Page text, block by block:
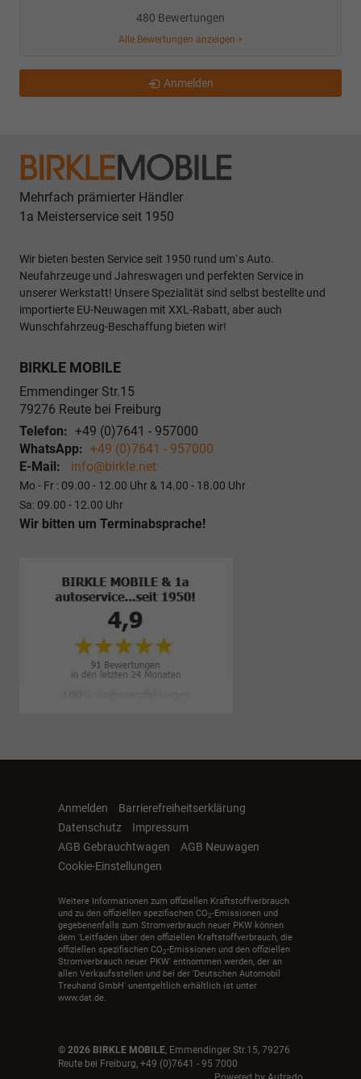
480 Bewertungen
Alle Bewertungen anzeigen >
Anmelden
Mehrfach prämierter Händler
1a Meisterservice seit 1950
Wir bieten besten Service seit 1950 rund um`s Auto.
Neufahrzeuge und Jahreswagen und perfekten Service in
unserer Werkstatt! Unsere Spezialität sind selbst bestellte und
importierte EU-Neuwagen mit XXL-Rabatt, aber auch
Wunschfahrzeug-Beschaffung bieten wir!
BIRKLE MOBILE
Emmendinger Str.15
79276 Reute bei Freiburg
Telefon: +49 (0)7641 - 957000
WhatsApp: +49 (0)7641 - 957000
E-Mail:
info@birkle.net
Mo - Fr : 09.00 - 12.00 Uhr & 14.00 - 18.00 Uhr
Sa: 09.00 - 12.00 Uhr
Wir bitten um Terminabsprache!
Anmelden
Barrierefreiheitserklärung
Datenschutz
Impressum
AGB Gebrauchtwagen
AGB Neuwagen
Cookie-Einstellungen
Weitere Informationen zum offiziellen Kraftstoffverbrauch
und zu den offiziellen spezifischen CO2-Emissionen und
gegebenenfalls zum Stromverbrauch neuer PKW können
dem 'Leitfaden über den offiziellen Kraftstoffverbrauch, die
offiziellen spezifischen CO2-Emissionen und den offiziellen
Stromverbrauch neuer PKW' entnommen werden, der an
allen Verkaufsstellen und bei der 'Deutschen Automobil
Treuhand GmbH' unentgeltlich erhältlich ist unter
www.dat.de.
© 2026 BIRKLE MOBILE, Emmendinger Str.15, 79276
Reute bei Freiburg, +49 (0)7641 - 95 7000